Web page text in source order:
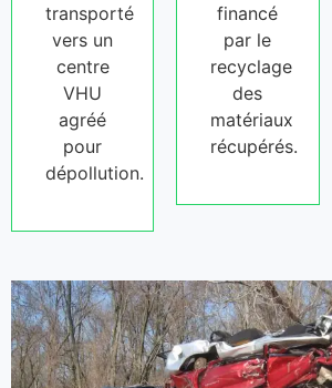
transporté
vers un
centre
VHU
agréé
pour
dépollution.
financé
par le
recyclage
des
matériaux
récupérés.